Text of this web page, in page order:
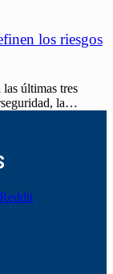
los riesgos
últimas tres
la…
Reddit